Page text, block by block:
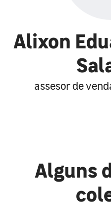
Alixon
assesor de
Alguns